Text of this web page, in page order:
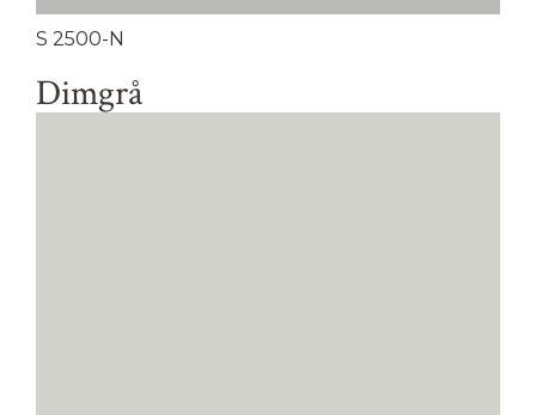
S 2500-N
Dimgrå